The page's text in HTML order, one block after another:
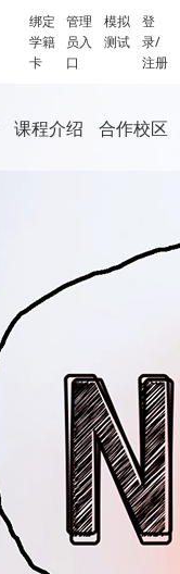
绑定
学籍
卡
管理
员入
口
模拟
测试
登
录/
注册
课程介绍 合作校区